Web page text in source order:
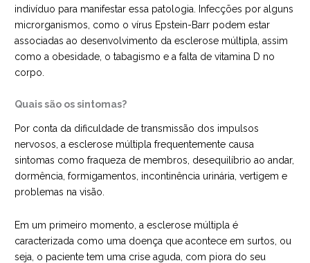
indivíduo para manifestar essa patologia. Infecções por alguns
microrganismos, como o vírus Epstein-Barr podem estar
associadas ao desenvolvimento da esclerose múltipla, assim
como a obesidade, o tabagismo e a falta de vitamina D no
corpo.
Quais são os sintomas?
Por conta da dificuldade de transmissão dos impulsos
nervosos, a esclerose múltipla frequentemente causa
sintomas como fraqueza de membros, desequilíbrio ao andar,
dormência, formigamentos, incontinência urinária, vertigem e
problemas na visão.
Em um primeiro momento, a esclerose múltipla é
caracterizada como uma doença que acontece em surtos, ou
seja, o paciente tem uma crise aguda, com piora do seu